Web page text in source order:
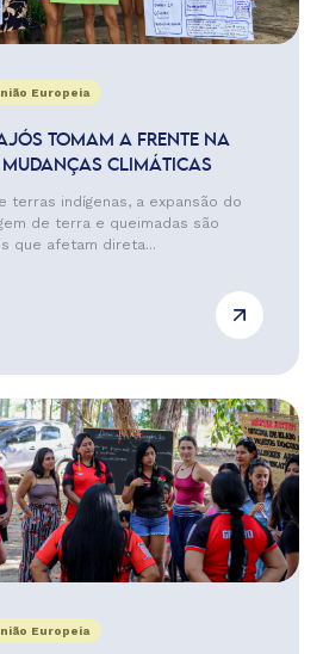
Europeia
TOMAM A FRENTE NA
CLIMÁTICAS
terras indígenas, a expansão do
de terra e queimadas são
que afetam direta...
Europeia